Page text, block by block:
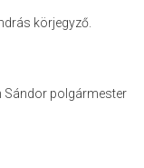
körjegyző.
Sándor polgármester